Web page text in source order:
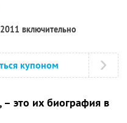
включительно
купоном
это их биография в